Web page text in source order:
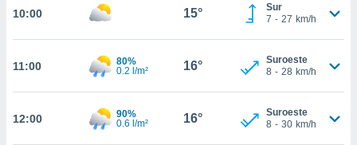
aceptar
de
sitio
10:00 15°
Sur
7 - 27 km/h
11:00
80%
0.2 l/m²
16°
Suroeste
8 - 28 km/h
12:00
90%
0.6 l/m²
16°
Suroeste
8 - 30 km/h